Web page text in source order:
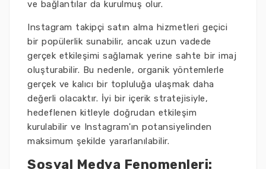
ve bağlantılar da kurulmuş olur.
Instagram takipçi satın alma hizmetleri geçici
bir popülerlik sunabilir, ancak uzun vadede
gerçek etkileşimi sağlamak yerine sahte bir imaj
oluşturabilir. Bu nedenle, organik yöntemlerle
gerçek ve kalıcı bir topluluğa ulaşmak daha
değerli olacaktır. İyi bir içerik stratejisiyle,
hedeflenen kitleyle doğrudan etkileşim
kurulabilir ve Instagram'ın potansiyelinden
maksimum şekilde yararlanılabilir.
Sosyal Medya Fenomenleri: